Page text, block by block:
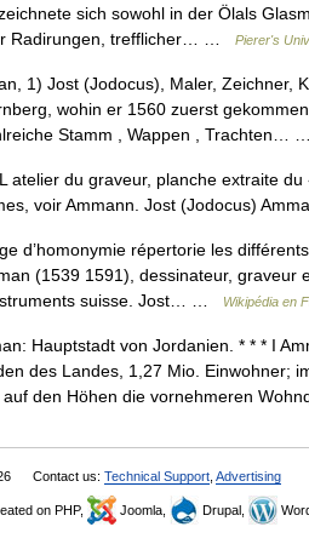
sich sowohl in der Ölals
Radirungen, trefflicher… …
Pierer's
1) Jost (Jodocus), Maler, Zeichner,
wohin er 1560 zuerst
Stamm , Wappen , Trachten…
atelier du graveur, planche extraite
voir Ammann. Jost (Jodocus)
d’homonymie répertorie les
(1539 1591), dessinateur,
suisse. Jost… …
Wikipédia en
Hauptstadt von Jordanien. * * * I
des Landes, 1,27 Mio. Einwohner;
auf den Höhen die vornehmeren
Contact us: Technical Support Advertising
on PHP, Joomla, Drupal,